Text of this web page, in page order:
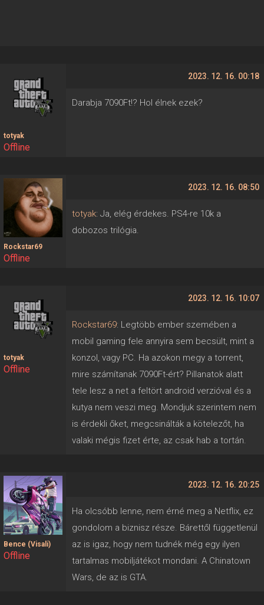
totyak
Offline
2023. 12. 16. 00:18
Darabja 7090Ft!? Hol élnek ezek?
Rockstar69
Offline
2023. 12. 16. 08:50
totyak: Ja, elég érdekes. PS4-re 10k a
dobozos trilógia.
totyak
Offline
2023. 12. 16. 10:07
Rockstar69: Legtöbb ember szemében a
mobil gaming fele annyira sem becsült, mint a
konzol, vagy PC. Ha azokon megy a torrent,
mire számítanak 7090Ft-ért? Pillanatok alatt
tele lesz a net a feltört android verzióval és a
kutya nem veszi meg. Mondjuk szerintem nem
is érdekli őket, megcsinálták a kötelezőt, ha
valaki mégis fizet érte, az csak hab a tortán.
Bence (Visali)
Offline
2023. 12. 16. 20:25
Ha olcsóbb lenne, nem érné meg a Netflix, ez
gondolom a biznisz része. Bárettől függetlenül
az is igaz, hogy nem tudnék még egy ilyen
tartalmas mobiljátékot mondani. A Chinatown
Wars, de az is GTA.